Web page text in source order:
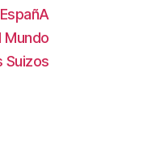
Mundo
Suizos